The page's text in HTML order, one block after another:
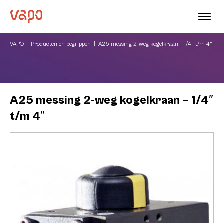
VAPO Producten en begrippen A25 messing 2-weg kogelkraan – 1/4" t/m 4"
A25 messing 2-weg kogelkraan – 1/4″
t/m 4″